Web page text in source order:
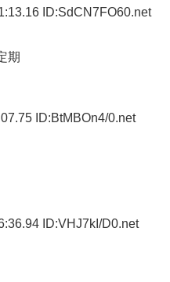
ID:SdCN7FO60.net
期
ID:BtMBOn4/0.net
ID:VHJ7kI/D0.net